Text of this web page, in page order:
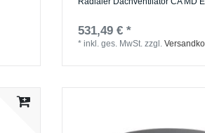
531,49 € *
*inkl. ges. MwSt. zzgl.